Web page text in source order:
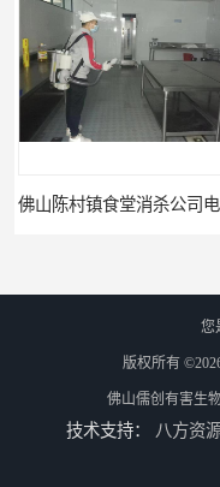
您
版权所有
佛山儒创有害生
技术支持： 八方资